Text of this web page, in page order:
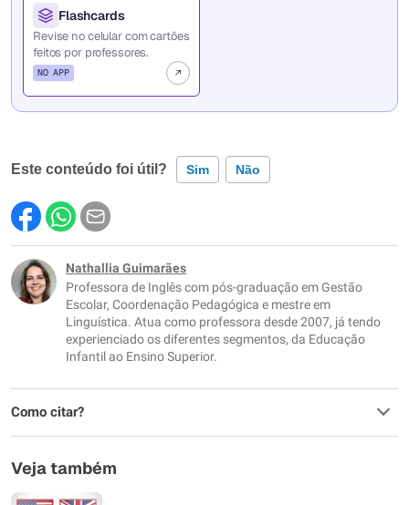
Flashcards
Revise no celular com cartões
feitos por professores.
NO APP
Este conteúdo foi útil? Sim Não
Este conteúdo contém informação incorreta
Este conteúdo não tem a informação que procuro
Outro
Nathallia Guimarães
Professora de Inglês com pós-graduação em Gestão
Escolar, Coordenação Pedagógica e mestre em
Linguística. Atua como professora desde 2007, já tendo
experienciado os diferentes segmentos, da Educação
Infantil ao Ensino Superior.
Como citar?
Veja também